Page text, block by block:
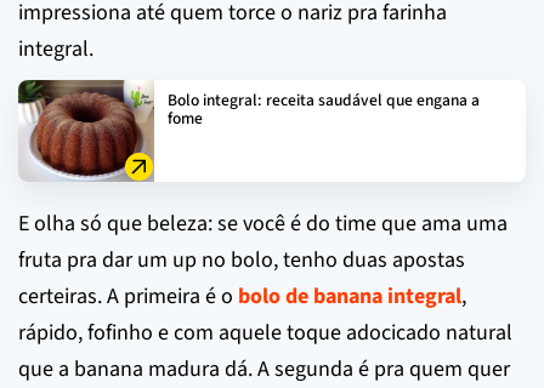
impressiona até quem torce o nariz pra farinha
integral.
Bolo integral: receita saudável que engana a
fome
E olha só que beleza: se você é do time que ama uma
fruta pra dar um up no bolo, tenho duas apostas
certeiras. A primeira é o bolo de banana integral,
rápido, fofinho e com aquele toque adocicado natural
que a banana madura dá. A segunda é pra quem quer